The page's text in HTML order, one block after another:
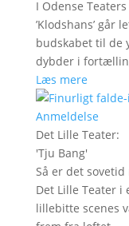
I Odense
’Klodshans’ går
budskabet til de
dybder i
Læs mere
Anmeldelse
Det Lille Teater:
'Tju Bang'
Så er det sovetid
Det Lille Teater
lillebitte scenes